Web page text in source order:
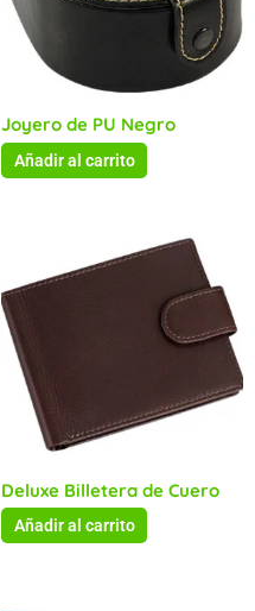
Joyero de PU Negro
Añadir al carrito
Deluxe Billetera de Cuero
Añadir al carrito